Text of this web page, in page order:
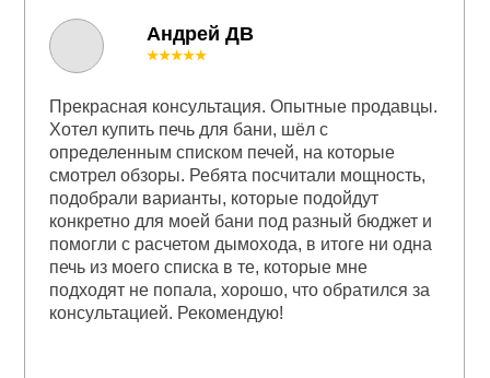
Андрей ДВ
★★★★★
Прекрасная консультация. Опытные продавцы.
Хотел купить печь для бани, шёл с
определенным списком печей, на которые
смотрел обзоры. Ребята посчитали мощность,
подобрали варианты, которые подойдут
конкретно для моей бани под разный бюджет и
помогли с расчетом дымохода, в итоге ни одна
печь из моего списка в те, которые мне
подходят не попала, хорошо, что обратился за
консультацией. Рекомендую!